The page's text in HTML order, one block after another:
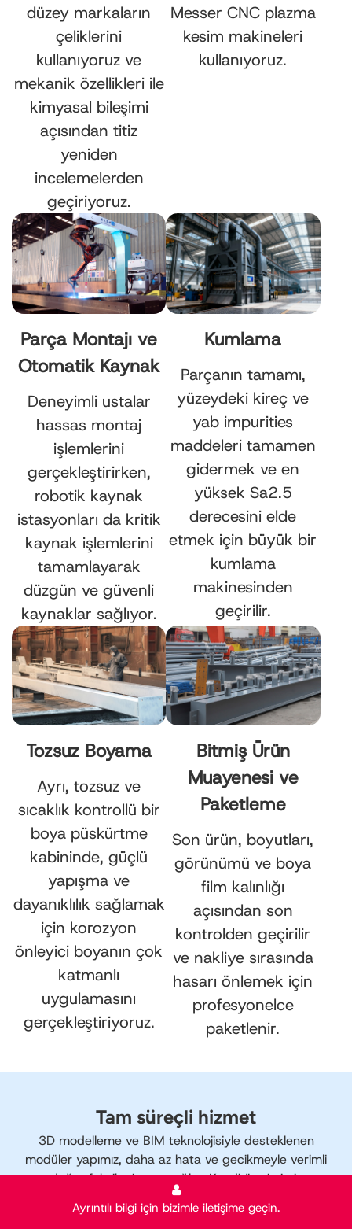
düzey markaların
çeliklerini
kullanıyoruz ve
mekanik özellikleri ile
kimyasal bileşimi
açısından titiz
yeniden
incelemelerden
geçiriyoruz.
Messer CNC plazma
kesim makineleri
kullanıyoruz.
Parça Montajı ve
Otomatik Kaynak
Deneyimli ustalar
hassas montaj
işlemlerini
gerçekleştirirken,
robotik kaynak
istasyonları da kritik
kaynak işlemlerini
tamamlayarak
düzgün ve güvenli
kaynaklar sağlıyor.
Kumlama
Parçanın tamamı,
yüzeydeki kireç ve
yab impurities
maddeleri tamamen
gidermek ve en
yüksek Sa2.5
derecesini elde
etmek için büyük bir
kumlama
makinesinden
geçirilir.
Tozsuz Boyama
Ayrı, tozsuz ve
sıcaklık kontrollü bir
boya püskürtme
kabininde, güçlü
yapışma ve
dayanıklılık sağlamak
için korozyon
önleyici boyanın çok
katmanlı
uygulamasını
gerçekleştiriyoruz.
Bitmiş Ürün
Muayenesi ve
Paketleme
Son ürün, boyutları,
görünümü ve boya
film kalınlığı
açısından son
kontrolden geçirilir
ve nakliye sırasında
hasarı önlemek için
profesyonelce
paketlenir.
Tam süreçli hizmet
3D modelleme ve BIM teknolojisiyle desteklenen
modüler yapımız, daha az hata ve gecikmeyle verimli
ve doğru fabrika inşası sağlar. Kendi üretimimiz ve
gelişmiş ekipmanlarımızla yüksek kalite, düşük
maliyetler ve hızlı zaman çizelgeleri sunuyoruz.
Ayrıntılı bilgi için bizimle iletişime geçin.